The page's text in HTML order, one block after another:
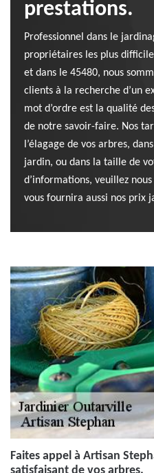
prestations.
Professionnel dans le
propriétaires les plus
et dans le 45480, nous
clients à la recherche d’un
mot d’ordre est la qualité
de notre savoir-faire. Nos
l’élagage de vos arbres,
jardin, ou dans la taille de
d’informations, veuillez
vous fournira aussi nos prix
Faites appel à Artisan